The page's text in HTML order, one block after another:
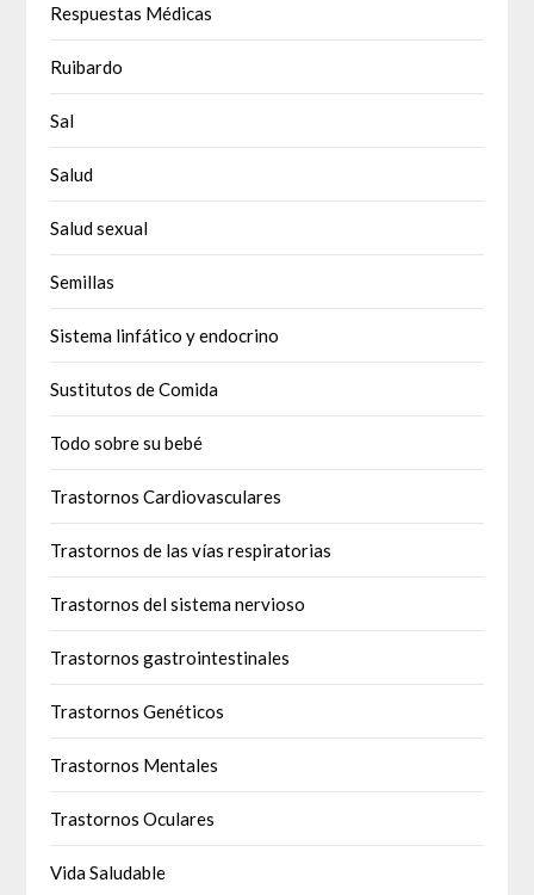
Respuestas Médicas
Ruibardo
Sal
Salud
Salud sexual
Semillas
Sistema linfático y endocrino
Sustitutos de Comida
Todo sobre su bebé
Trastornos Cardiovasculares
Trastornos de las vías respiratorias
Trastornos del sistema nervioso
Trastornos gastrointestinales
Trastornos Genéticos
Trastornos Mentales
Trastornos Oculares
Vida Saludable